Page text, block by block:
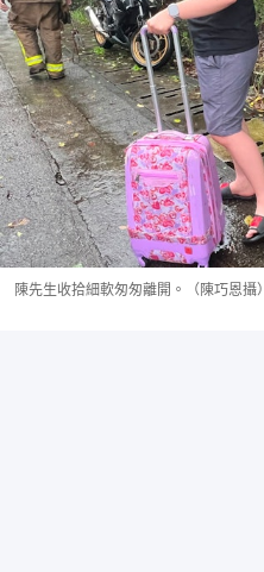
陳先生收拾細軟匆匆離開。（陳巧恩攝）